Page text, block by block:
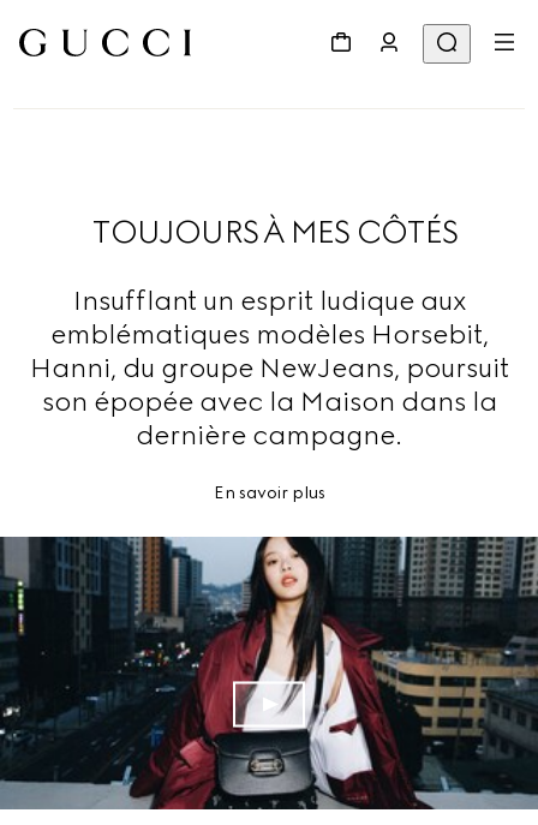
TOUJOURS À MES CÔTÉS
Insufflant un esprit ludique aux
emblématiques modèles Horsebit,
Hanni, du groupe NewJeans, poursuit
son épopée avec la Maison dans la
dernière campagne.
En savoir plus